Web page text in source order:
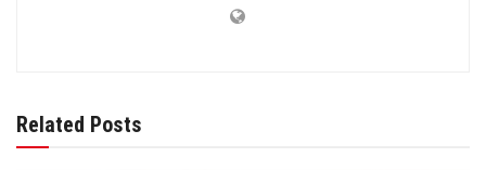
Related Posts